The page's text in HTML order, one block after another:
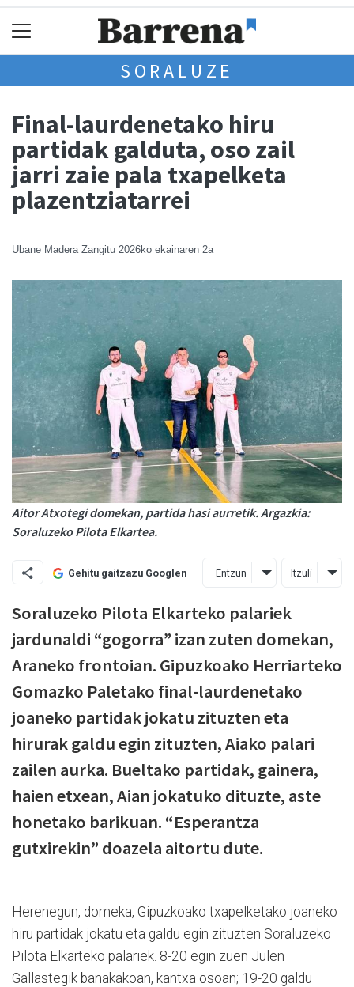
SORALUZE
Final-laurdenetako hiru
partidak galduta, oso zail
jarri zaie pala txapelketa
plazentziatarrei
Ubane Madera Zangitu 2026ko ekainaren 2a
Aitor Atxotegi domekan, partida hasi aurretik. Argazkia:
Soraluzeko Pilota Elkartea.
Gehitu gaitzazu Googlen Entzun Itzuli
Soraluzeko Pilota Elkarteko palariek
jardunaldi “gogorra” izan zuten domekan,
Araneko frontoian. Gipuzkoako Herriarteko
Gomazko Paletako final-laurdenetako
joaneko partidak jokatu zituzten eta
hirurak galdu egin zituzten, Aiako palari
zailen aurka. Bueltako partidak, gainera,
haien etxean, Aian jokatuko dituzte, aste
honetako barikuan. “Esperantza
gutxirekin” doazela aitortu dute.
Herenegun, domeka, Gipuzkoako txapelketako joaneko
hiru partidak jokatu eta galdu egin zituzten Soraluzeko
Pilota Elkarteko palariek. 8-20 egin zuen Julen
Gallastegik banakakoan, kantxa osoan; 19-20 galdu